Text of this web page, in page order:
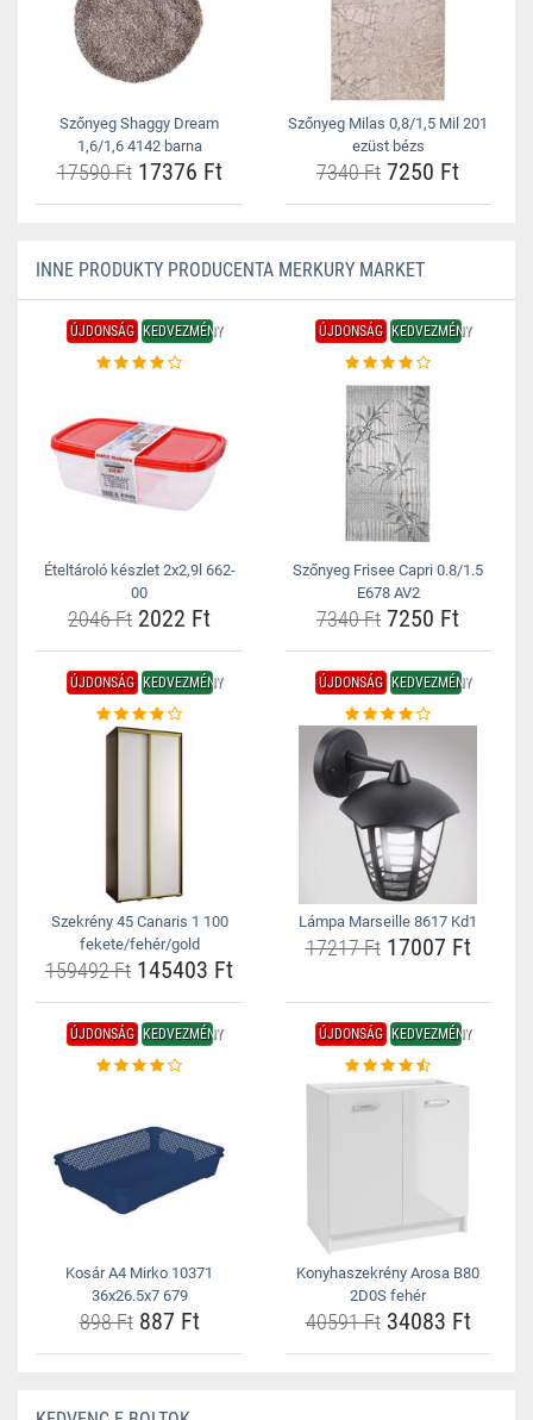
Szőnyeg Shaggy Dream
1,6/1,6 4142 barna
17590 Ft17376 Ft
Szőnyeg Milas 0,8/1,5 Mil 201
ezüst bézs
7340 Ft 7250 Ft
INNE PRODUKTY PRODUCENTA MERKURY MARKET
ÚJDONSÁG KEDVEZMÉNY
Ételtároló készlet 2x2,9l 662-
00
2046 Ft 2022 Ft
ÚJDONSÁG KEDVEZMÉNY
Szőnyeg Frisee Capri 0.8/1.5
E678 AV2
7340 Ft 7250 Ft
ÚJDONSÁG KEDVEZMÉNY
Szekrény 45 Canaris 1 100
fekete/fehér/gold
159492 Ft 145403 Ft
ÚJDONSÁG KEDVEZMÉNY
Lámpa Marseille 8617 Kd1
17217 Ft17007 Ft
ÚJDONSÁG KEDVEZMÉNY
Kosár A4 Mirko 10371
36x26.5x7 679
898 Ft887 Ft
ÚJDONSÁG KEDVEZMÉNY
Konyhaszekrény Arosa B80
2D0S fehér
40591 Ft34083 Ft